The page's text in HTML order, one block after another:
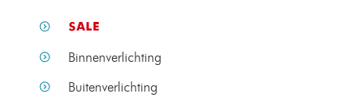
SALE
Binnenverlichting
Buitenverlichting